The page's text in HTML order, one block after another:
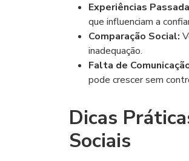
Experiências
que influenciam a
Comparação Social:
inadequação.
Falta de
pode crescer sem
Dicas
Sociais